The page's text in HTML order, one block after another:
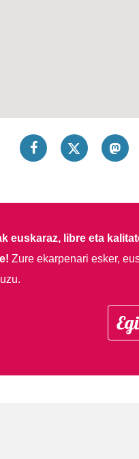
euskaraz, libre eta
Zure ekarpenari esker,